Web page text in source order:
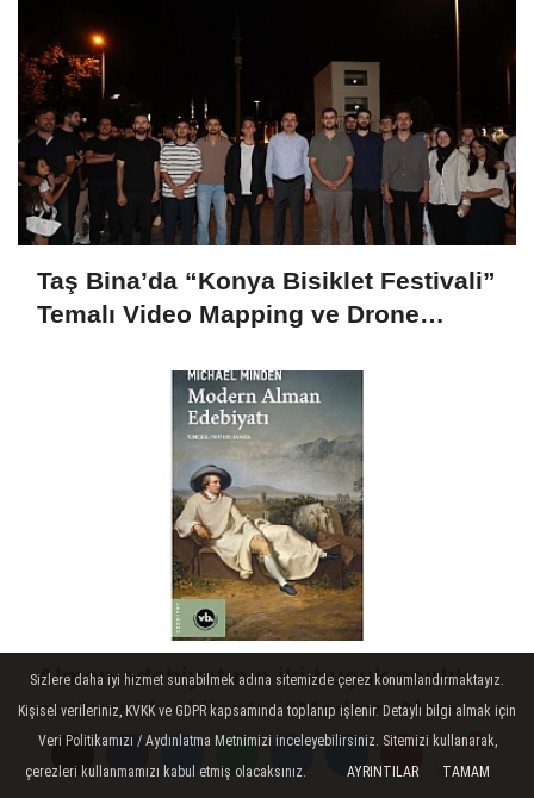
Yorumlar
Yorumlar
Taş Bina’da “Konya Bisiklet Festivali”
Temalı Video Mapping ve Drone
Alman edebiyatının iki buçuk asırlık
serüveni bu kitapta: “Modern Alman
Edebiyatı”
Sizlere daha iyi hizmet sunabilmek adına sitemizde çerez konumlandırmaktayız.
Kişisel verileriniz, KVKK ve GDPR kapsamında toplanıp işlenir. Detaylı bilgi almak için
Veri Politikamızı / Aydınlatma Metnimizi inceleyebilirsiniz. Sitemizi kullanarak,
çerezleri kullanmamızı kabul etmiş olacaksınız.
AYRINTILAR TAMAM